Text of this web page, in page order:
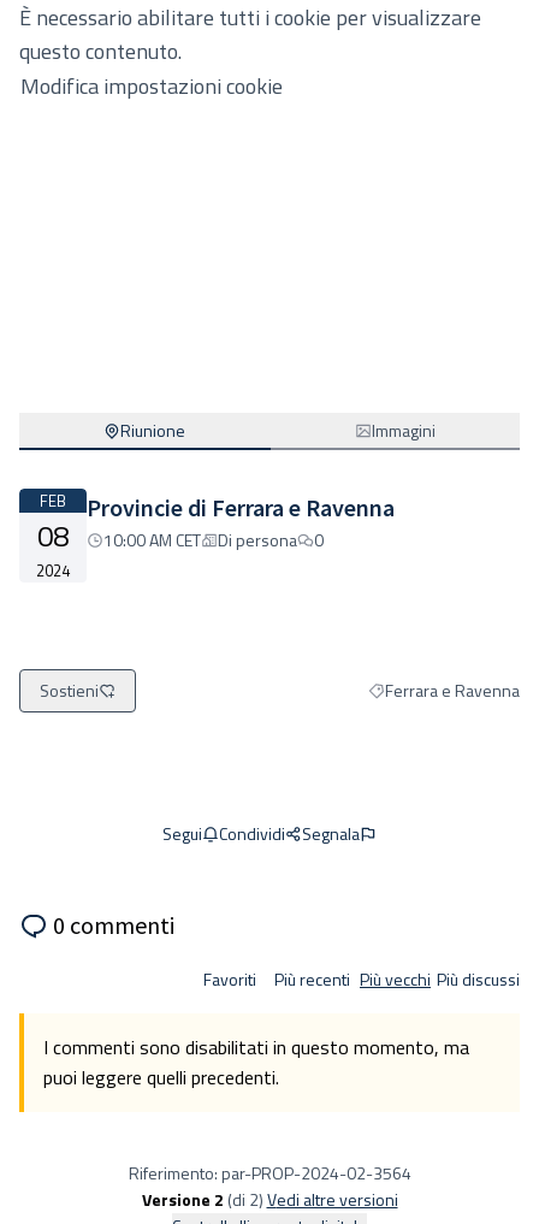
È necessario abilitare tutti i cookie per visualizzare
questo contenuto.
Modifica impostazioni cookie
Riunione Immagini
FEB
08
2024
Provincie di Ferrara e Ravenna
10:00 AM CET Di persona 0
Sostieni Filtra i risultati per
Ferrara e Ravenna
Segui Condividi Segnala
0 commenti
Favoriti Più recenti Più vecchi Più discussi
I commenti sono disabilitati in questo momento, ma
puoi leggere quelli precedenti.
Riferimento: par-PROP-2024-02-3564
Versione 2 (di 2) vedi altre versioni